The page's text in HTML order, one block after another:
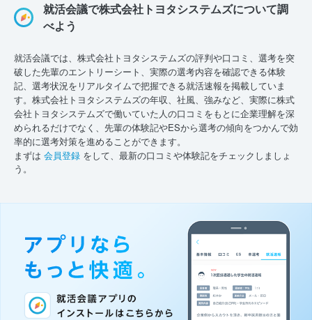
就活会議で株式会社トヨタシステムズについて調
べよう
就活会議では、株式会社トヨタシステムズの評判や口コミ、選考を突
破した先輩のエントリーシート、実際の選考内容を確認できる体験
記、選考状況をリアルタイムで把握できる就活速報を掲載していま
す。株式会社トヨタシステムズの年収、社風、強みなど、実際に株式
会社トヨタシステムズで働いていた人の口コミをもとに企業理解を深
められるだけでなく、先輩の体験記やESから選考の傾向をつかんで効
率的に選考対策を進めることができます。
まずは 会員登録 をして、最新の口コミや体験記をチェックしましょ
う。